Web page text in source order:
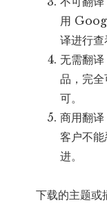
用
译进行查
无需翻
品，完
可。
商用翻
客户不
进。
下载的主题